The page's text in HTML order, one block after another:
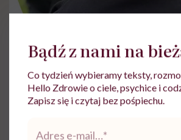
Małgorzata cierpi na rwę kulszową, jest po trzech
uszkodzone nerwy i powstawiane implanty /
Rozmawiamy w dniu, w którym ból
Bądź z nami na
Co tydzień wybieramy teksty,
Hello Zdrowie o ciele, psychice i
Zapisz się i czytaj bez pośpiechu.